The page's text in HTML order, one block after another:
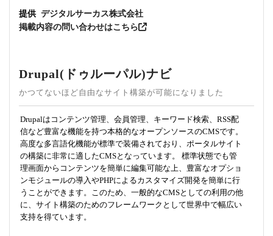
提供 デジタルサーカス株式会社
掲載内容の問い合わせはこちら
Drupal(ドゥルーパル)ナビ
かつてないほど自由なサイト構築が可能になりました
Drupalはコンテンツ管理、会員管理、キーワード検索、RSS配
信など豊富な機能を持つ本格的なオープンソースのCMSです。
高度な多言語化機能が標準で装備されており、ポータルサイト
の構築に非常に適したCMSとなっています。 標準状態でも管
理画面からコンテンツを簡単に編集可能な上、豊富なオプショ
ンモジュールの導入やPHPによるカスタマイズ開発を簡単に行
うことができます。このため、一般的なCMSとしての利用の他
に、サイト構築のためのフレームワークとして世界中で幅広い
支持を得ています。